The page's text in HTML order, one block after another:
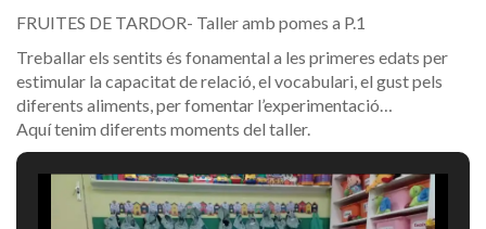
FRUITES DE TARDOR- Taller amb pomes a P.1
Treballar els sentits és fonamental a les primeres edats per
estimular la capacitat de relació, el vocabulari, el gust pels
diferents aliments, per fomentar l’experimentació…
Aquí tenim diferents moments del taller.